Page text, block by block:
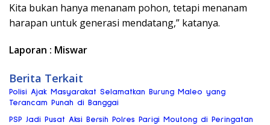
Kita bukan hanya menanam pohon, tetapi menanam
harapan untuk generasi mendatang,” katanya.
Laporan : Miswar
Berita Terkait
Polisi Ajak Masyarakat Selamatkan Burung Maleo yang
Terancam Punah di Banggai
PSP Jadi Pusat Aksi Bersih Polres Parigi Moutong di Peringatan